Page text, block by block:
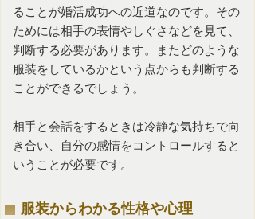
ることが婚活成功への近道なのです。その
ためには相手の表情やしぐさなどを見て、
判断する必要があります。またどのような
服装をしているかという点からも判断する
ことができるでしょう。
相手と会話をするときは冷静な気持ちで向
き合い、自分の感情をコントロールすると
いうことが必要です。
服装からわかる性格や心理